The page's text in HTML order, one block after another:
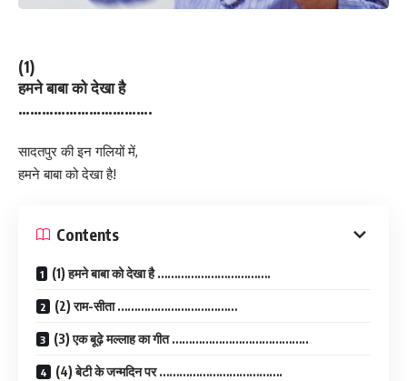
(1)
हमने बाबा को देखा है
…………………………….
सादतपुर की इन गलियों में,
हमने बाबा को देखा है!
Contents
(1) हमने बाबा को देखा है …………………………….
(2) राम-सीता ………………………………
(3) एक बूढ़े मल्लाह का गीत …………………………………..
(4) बेटी के जन्मदिन पर ……………………………….